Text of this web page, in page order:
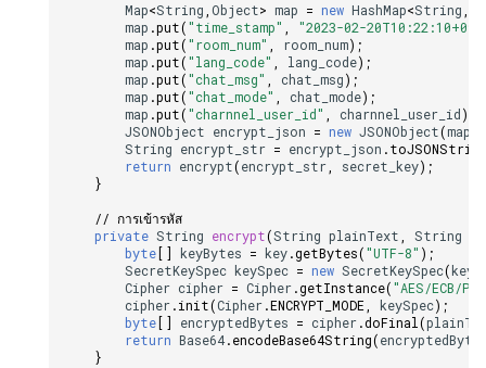
Map<String,Object> map = new HashMap<String,
map .put("time_stamp" ,
"2023-02-
map .put("room_num" , room_num);
map .put("lang_code" , lang_code);
map .put("chat_msg" , chat_msg);
map .put("chat_mode" , chat_mode);
map .put("charnnel_user_id" , charnnel_user_id);
JSONObject encrypt_json = new JSONObject(map
String encrypt_str = encrypt_json .toJSONString
return encrypt(encrypt_str, secret_key);
}
// การเข้ารหัส
private String encrypt(String plainText, String
byte[] keyBytes = key.getBytes("UTF-8" );
SecretKeySpec keySpec = new SecretKeySpec(
Cipher cipher = Cipher.getInstance("AES/ECB/
cipher.init(Cipher.ENCRYPT_MODE, keySpec);
byte[] encryptedBytes = cipher.doFinal(
return Base64.encodeBase64String(
}